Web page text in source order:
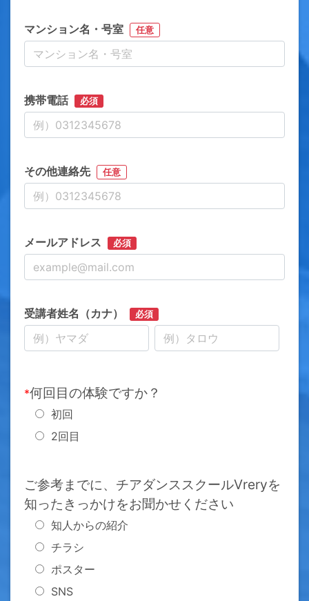
マンション名・号室 任意
携帯電話 必須
その他連絡先 任意
メールアドレス 必須
受講者姓名（カナ） 必須
*何回目の体験ですか？
初回
2回目
ご参考までに、チアダンススクールVreryを
知ったきっかけをお聞かせください
知人からの紹介
チラシ
ポスター
SNS